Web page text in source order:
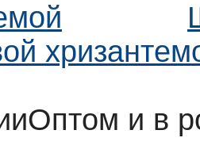
Оптом и в